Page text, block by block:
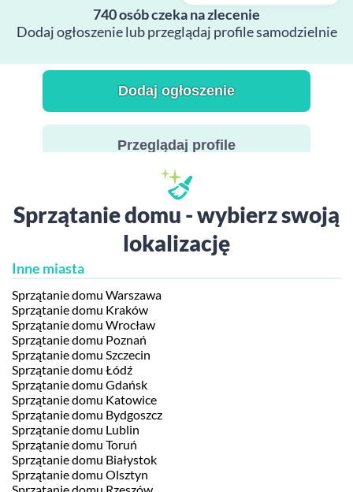
740 osób czeka na zlecenie
Dodaj ogłoszenie lub przeglądaj profile samodzielnie
Dodaj ogłoszenie
Przeglądaj profile
Sprzątanie domu - wybierz swoją
lokalizację
Inne miasta
Sprzątanie domu Warszawa
Sprzątanie domu Kraków
Sprzątanie domu Wrocław
Sprzątanie domu Poznań
Sprzątanie domu Szczecin
Sprzątanie domu Łódź
Sprzątanie domu Gdańsk
Sprzątanie domu Katowice
Sprzątanie domu Bydgoszcz
Sprzątanie domu Lublin
Sprzątanie domu Toruń
Sprzątanie domu Białystok
Sprzątanie domu Olsztyn